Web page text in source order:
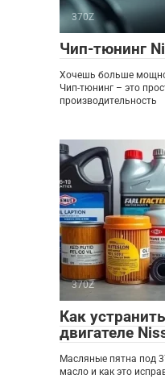
370Z
Чип-тюнинг
Хочешь больше
Чип-тюнинг – это
производительность
370Z
Как
двигателе
Масляные пятна под
масло и как это